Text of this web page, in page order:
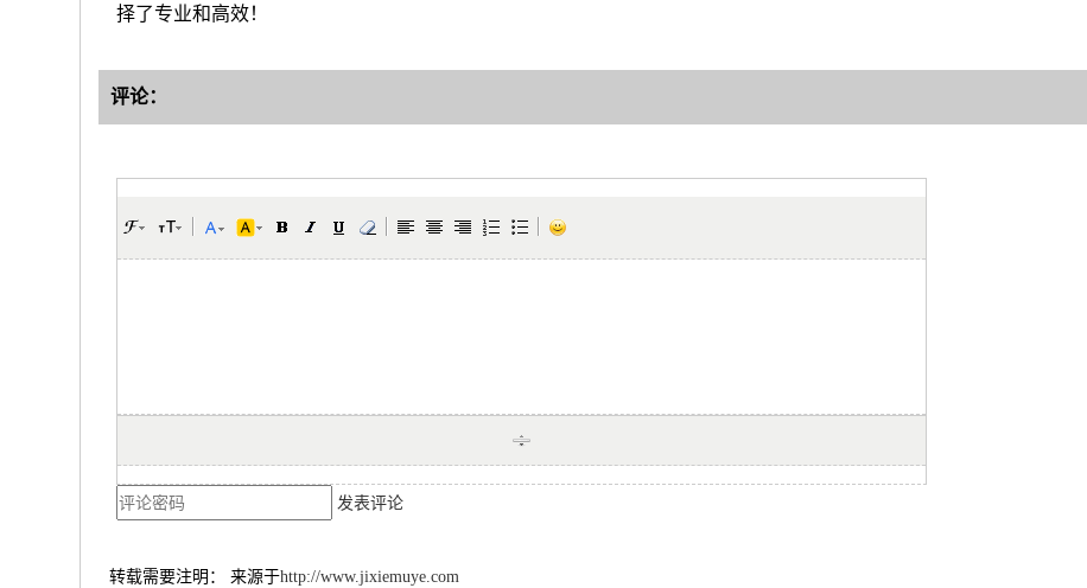
择了专业和高效！
评论：
发表评论
转载需要注明： 来源于http://www.jixiemuye.com